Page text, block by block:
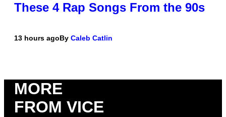
These 4 Rap Songs From the 90s
13 hours agoBy Caleb Catlin
MORE
FROM VICE